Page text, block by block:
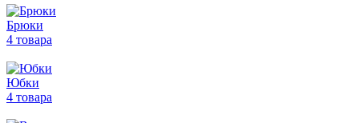
Брюки
4 товара
Юбки
4 товара